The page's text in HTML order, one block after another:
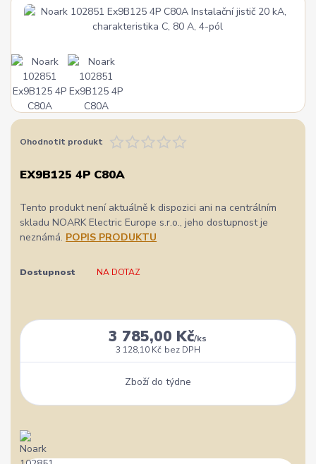
Ohodnotit produkt
EX9B125 4P C80A
Tento produkt není aktuálně k dispozici ani na centrálním
skladu NOARK Electric Europe s.r.o., jeho dostupnost je
neznámá. POPIS PRODUKTU
Dostupnost NA DOTAZ
3 785,00 Kč/ks
3 128,10 Kč bez DPH
Zboží do týdne